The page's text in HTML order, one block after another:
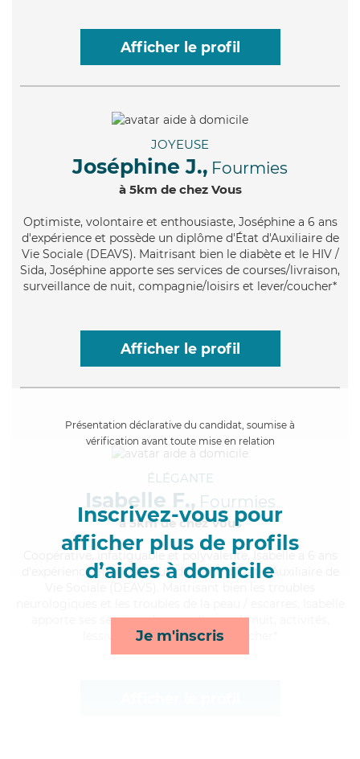
Afficher le profil
JOYEUSE
Joséphine J., Fourmies
à 5km de chez Vous
Optimiste, volontaire et enthousiaste, Joséphine a 6 ans
d'expérience et possède un diplôme d'État d'Auxiliaire de
Vie Sociale (DEAVS). Maitrisant bien le diabète et le HIV /
Sida, Joséphine apporte ses services de courses/livraison,
surveillance de nuit, compagnie/loisirs et lever/coucher*
Afficher le profil
Présentation déclarative du candidat, soumise à
vérification avant toute mise en relation
Inscrivez-vous pour
afficher plus de profils
d’aides à domicile
Je m'inscris
ÉLÉGANTE
Isabelle F., Fourmies
à 5km de chez Vous
, infatiguable et polyvalente, Isabelle a 6 ans
d'expérience et possède un diplôme d'État d'Auxiliaire de
apporte ses services de surveillance de nuit, activités,
lessive/repassage et lever/coucher*